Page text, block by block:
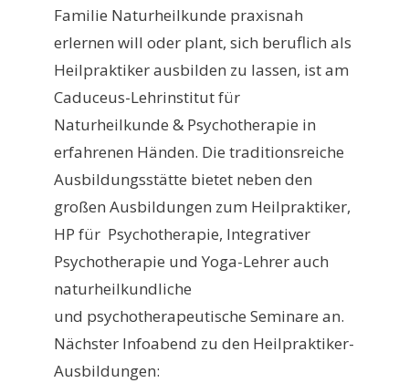
Familie Naturheilkunde praxisnah
erlernen will oder plant, sich beruflich als
Heilpraktiker ausbilden zu lassen, ist am
Caduceus-Lehrinstitut für
Naturheilkunde & Psychotherapie in
erfahrenen Händen. Die traditionsreiche
Ausbildungsstätte bietet neben den
großen Ausbildungen zum Heilpraktiker,
HP für Psychotherapie, Integrativer
Psychotherapie und Yoga-Lehrer auch
naturheilkundliche
und psychotherapeutische Seminare an.
Nächster Infoabend zu den Heilpraktiker-
Ausbildungen: